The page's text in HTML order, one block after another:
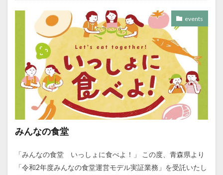
events
みんなの食堂
「みんなの食堂 いっしょに食べよ！」 この度、青森県より
「令和2年度みんなの食堂運営モデル実証業務」を受託いたし